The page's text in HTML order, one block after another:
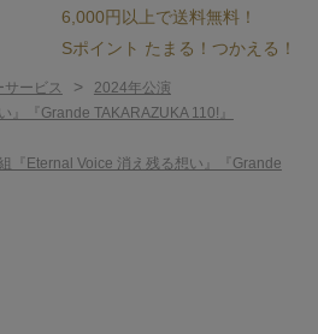
6,000円以上で送料無料！
Sポイント たまる！つかえる！
サービス > 2024年公演
』『Grande TAKARAZUKA 110!』
『Eternal Voice 消え残る想い』『Grande